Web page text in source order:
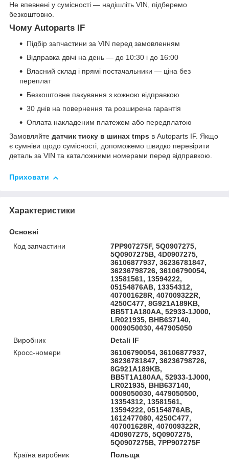
Не впевнені у сумісності — надішліть VIN, підберемо
безкоштовно.
Чому Autoparts IF
Підбір запчастини за VIN перед замовленням
Відправка двічі на день — до 10:30 і до 16:00
Власний склад і прямі постачальники — ціна без
переплат
Безкоштовне пакування з кожною відправкою
30 днів на повернення та розширена гарантія
Оплата накладеним платежем або передплатою
Замовляйте датчик тиску в шинах tmps в Autoparts IF. Якщо
є сумніви щодо сумісності, допоможемо швидко перевірити
деталь за VIN та каталожними номерами перед відправкою.
Приховати
Характеристики
Основні
Код запчастини
7PP907275F, 5Q0907275,
5Q0907275B, 4D0907275,
36106877937, 36236781847,
36236798726, 36106790054,
13581561, 13594222,
05154876AB, 13354312,
407001628R, 407009322R,
4250C477, 8G921A189KB,
BB5T1A180AA, 52933-1J000,
LR021935, BHB637140,
0009050030, 447905050
Виробник
Detali IF
Кросс-номери
36106790054, 36106877937,
36236781847, 36236798726,
8G921A189KB,
BB5T1A180AA, 52933-1J000,
LR021935, BHB637140,
0009050030, 4479050500,
13354312, 13581561,
13594222, 05154876AB,
1612477080, 4250C477,
407001628R, 407009322R,
4D0907275, 5Q0907275,
5Q0907275B, 7PP907275F
Країна виробник
Польща